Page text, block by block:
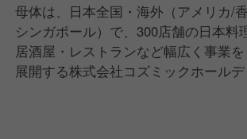
母体は、日本全国・海外（アメリカ/
シンガポール）で、300店舗の日本料
居酒屋・レストランなど幅広く事業を
展開する株式会社コズミックホールデ
現在は飲食事業のブランド数は100